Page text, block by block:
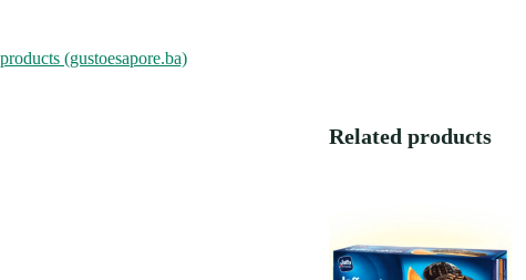
products (gustoesapore.ba)
Related products